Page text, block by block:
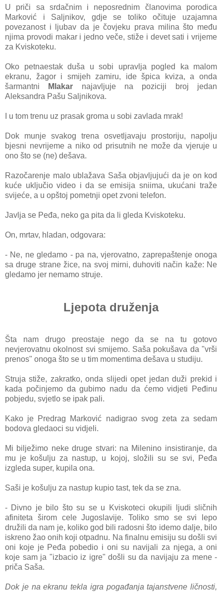
U priči sa srdačnim i neposrednim članovima porodica
Marković i Saljnikov, gdje se toliko očituje uzajamna
povezanost i ljubav da je čovjeku prava milina što među
njima provodi makar i jedno veče, stiže i devet sati i vrijeme
za Kviskoteku.
Oko petnaestak duša u sobi upravlja pogled ka malom
ekranu, žagor i smijeh zamiru, ide špica kviza, a onda
šarmantni
Mlakar najavljuje na poziciji broj jedan
Aleksandra Pašu Saljnikova.
I u tom trenu uz prasak groma u sobi zavlada mrak!
Dok munje svakog trena osvetljavaju prostoriju, napolju
bjesni nevrijeme a niko od prisutnih ne može da vjeruje u
ono što se (ne) dešava.
Razočarenje malo ublažava Saša objavljujući da je on kod
kuće uključio video i da se emisija sniima, ukućani traže
svijeće, a u opštoj pometnji opet zvoni telefon.
Javlja se Peđa, neko ga pita da li gleda Kviskoteku.
On, mrtav, hladan, odgovara:
- Ne, ne gledamo - pa na, vjerovatno, zaprepaštenje onoga
sa druge strane žice, na svoj mirni, duhoviti način kaže: Ne
gledamo jer nemamo struje.
Ljepota druženja
Šta nam drugo preostaje nego da se na tu gotovo
nevjerovatnu okolnost svi smijemo. Saša pokušava da "vrši
prenos" onoga što se u tim momentima dešava u studiju.
Struja stiže, zakratko, onda slijedi opet jedan duži prekid i
kada počinjemo da gubimo nadu da ćemo vidjeti Peđinu
pobjedu, svjetlo se ipak pali.
Kako je Predrag Marković nadigrao svog zeta za sedam
bodova gledaoci su vidjeli.
Mi bilježimo neke druge stvari: na Milenino insistiranje, da
mu je košulju za nastup, u kojoj, složili su se svi, Peđa
izgleda super, kupila ona.
Saši je košulju za nastup kupio tast, tek da se zna.
- Divno je bilo što su se u Kviskoteci okupili ljudi sličnih
afiniteta širom cele Jugoslavije. Toliko smo se svi lepo
družili da nam je, koliko god bili radosni što idemo dalje, bilo
iskreno žao onih koji otpadnu. Na finalnu emisiju su došli svi
oni koje je Peđa pobedio i oni su navijali za njega, a oni
koje sam ja "izbacio iz igre" došli su da navijaju za mene -
priča Saša.
Dok je na ekranu tekla igra pogađanja tajanstvene ličnosti,